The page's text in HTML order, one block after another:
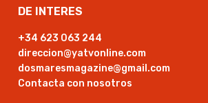
DE INTERES
+34 623 063 244
direccion@yatvonline.com
dosmaresmagazine@gmail.com
Contacta con nosotros